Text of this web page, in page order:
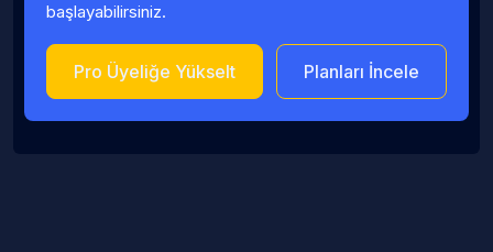
başlayabilirsiniz.
Pro Üyeliğe Yükselt Planları İncele